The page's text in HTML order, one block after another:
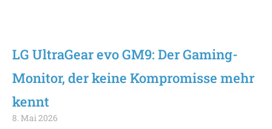
LG UltraGear evo GM9: Der Gaming-
Monitor, der keine Kompromisse mehr
kennt
8. Mai 2026